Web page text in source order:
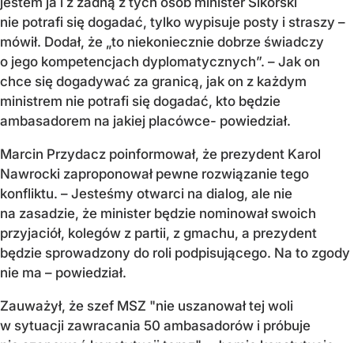
nie potrafi się dogadać, tylko wypisuje posty i straszy –
mówił. Dodał, że „to niekoniecznie dobrze świadczy
o jego kompetencjach dyplomatycznych”. – Jak on
chce się dogadywać za granicą, jak on z każdym
ministrem nie potrafi się dogadać, kto będzie
ambasadorem na jakiej placówce- powiedział.
Marcin Przydacz poinformował, że prezydent Karol
Nawrocki zaproponował pewne rozwiązanie tego
konfliktu. – Jesteśmy otwarci na dialog, ale nie
na zasadzie, że minister będzie nominował swoich
przyjaciół, kolegów z partii, z gmachu, a prezydent
będzie sprowadzony do roli podpisującego. Na to zgody
nie ma – powiedział.
Zauważył, że szef MSZ "nie uszanował tej woli
w sytuacji zawracania 50 ambasadorów i próbuje